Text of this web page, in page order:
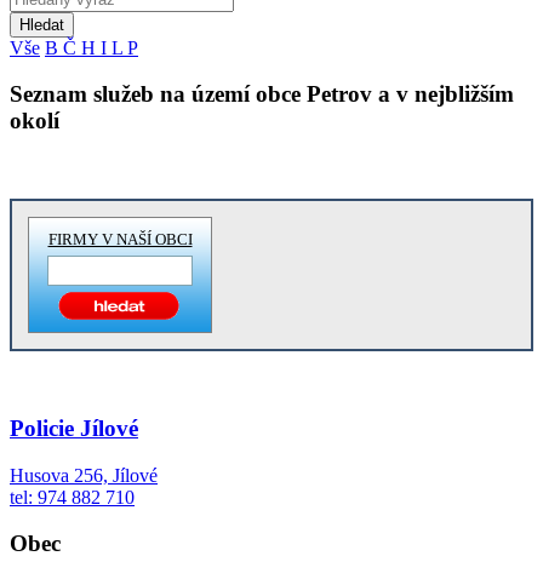
Hledat
Vše B Č H I L P
Seznam služeb na území obce Petrov a v nejbližším
okolí
FIRMY V NAŠÍ OBCI
Policie Jílové
Husova 256, Jílové
tel: 974 882 710
Obec